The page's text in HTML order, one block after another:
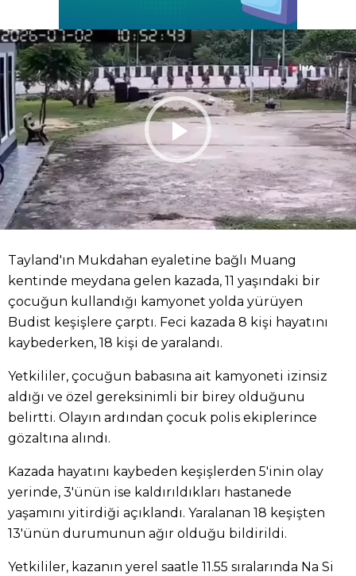
Tayland'ın Mukdahan eyaletine bağlı Muang
kentinde meydana gelen kazada, 11 yaşındaki bir
çocuğun kullandığı kamyonet yolda yürüyen
Budist keşişlere çarptı. Feci kazada 8 kişi hayatını
kaybederken, 18 kişi de yaralandı.
Yetkililer, çocuğun babasına ait kamyoneti izinsiz
aldığı ve özel gereksinimli bir birey olduğunu
belirtti. Olayın ardından çocuk polis ekiplerince
gözaltına alındı.
Kazada hayatını kaybeden keşişlerden 5'inin olay
yerinde, 3'ünün ise kaldırıldıkları hastanede
yaşamını yitirdiği açıklandı. Yaralanan 18 keşişten
13'ünün durumunun ağır olduğu bildirildi.
Yetkililer, kazanın yerel saatle 11.55 sıralarında Na Si